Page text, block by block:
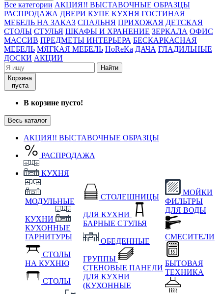
Все категории АКЦИЯ!! ВЫСТАВОЧНЫЕ ОБРАЗЦЫ
РАСПРОДАЖА ДВЕРИ КУПЕ КУХНЯ ГОСТИНАЯ
МЕБЕЛЬ НА ЗАКАЗ СПАЛЬНЯ ПРИХОЖАЯ ДЕТСКАЯ
СТОЛЫ СТУЛЬЯ ШКАФЫ И ХРАНЕНИЕ ЗЕРКАЛА ОФИС
МАССИВ ПРЕДМЕТЫ ИНТЕРЬЕРА БЕСКАРКАСНАЯ
МЕБЕЛЬ МЯГКАЯ МЕБЕЛЬ HoReKa ДАЧА ГЛАДИЛЬНЫЕ
ДОСКИ АКЦИИ
Найти
Корзина
пуста
В корзине пусто!
Весь каталог
АКЦИЯ!! ВЫСТАВОЧНЫЕ ОБРАЗЦЫ
РАСПРОДАЖА
КУХНЯ
МОДУЛЬНЫЕ
КУХНИ
КУХОННЫЕ
ГАРНИТУРЫ
СТОЛЫ
НА КУХНЮ
СТОЛЫ
СТОЛЕШНИЦЫ
ДЛЯ КУХНИ
БАРНЫЕ СТУЛЬЯ
ОБЕДЕННЫЕ
ГРУППЫ
СТЕНОВЫЕ ПАНЕЛИ
ДЛЯ КУХНИ
(КУХОННЫЕ
МОЙКИ
ФИЛЬТРЫ
ДЛЯ ВОДЫ
СМЕСИТЕЛИ
БЫТОВАЯ
ТЕХНИКА